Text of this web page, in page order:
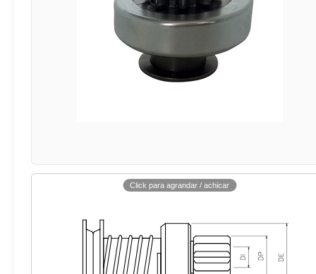
Click para agrandar / achicar